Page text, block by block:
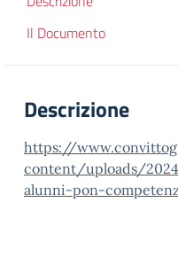
Il Documento
Descrizione
https://
content/uploads/
alunni-pon-